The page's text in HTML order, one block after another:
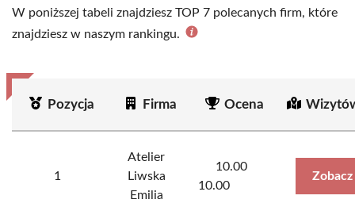
W poniższej tabeli znajdziesz TOP 7 polecanych firm, które
znajdziesz w naszym rankingu.
Pozycja Firma Ocena
1
Atelier
Liwska
Emilia
10.00
10.00